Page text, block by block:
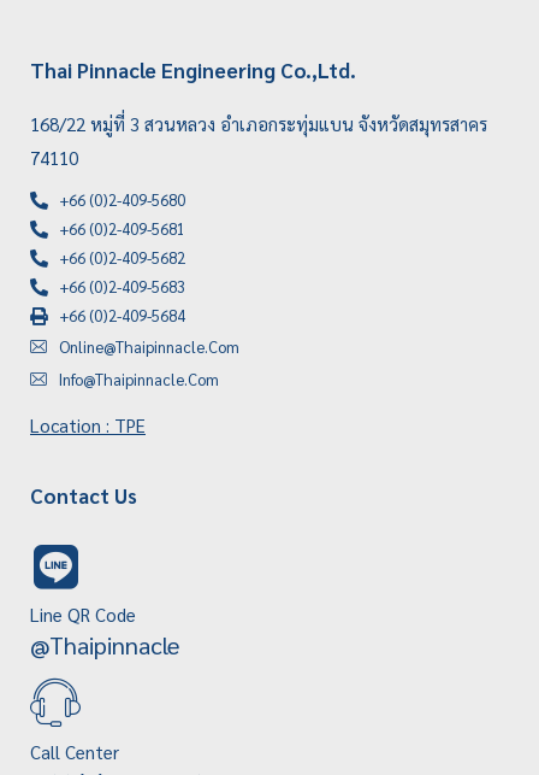
Thai Pinnacle Engineering Co.,Ltd.
168/22 หมู่ที่ 3 สวนหลวง อำเภอกระทุ่มแบน จังหวัดสมุทรสาคร
74110
+66 (0)2-409-5680
+66 (0)2-409-5681
+66 (0)2-409-5682
+66 (0)2-409-5683
+66 (0)2-409-5684
Online@thaipinnacle.com
Info@thaipinnacle.com
Location : TPE
Contact Us
Line QR Code
@thaipinnacle
Call Center